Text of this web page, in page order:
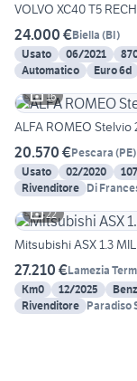
VOLVO XC40 T5
24.000 €Biella (BI)
Usato
06/2021
Automatico
Euro 6d
16
ALFA ROMEO Stelvio
20.570 €Pescara (PE)
Usato
02/2020
Rivenditore Di
22
Mitsubishi ASX 1.3
27.210 €Lamezia
Km0
12/2025
Rivenditore Paradiso